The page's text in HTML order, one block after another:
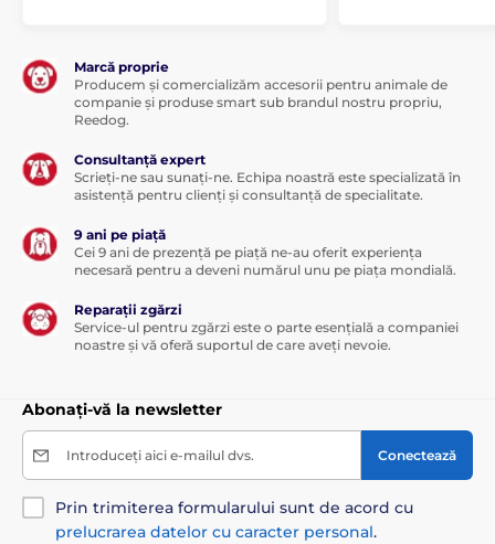
Marcă proprie
Producem și comercializăm accesorii pentru animale de
companie și produse smart sub brandul nostru propriu,
Reedog.
Consultanță expert
Scrieți-ne sau sunați-ne. Echipa noastră este specializată în
asistență pentru clienți și consultanță de specialitate.
9 ani pe piață
Cei 9 ani de prezență pe piață ne-au oferit experiența
necesară pentru a deveni numărul unu pe piața mondială.
Reparații zgărzi
Service-ul pentru zgărzi este o parte esențială a companiei
noastre și vă oferă suportul de care aveți nevoie.
Abonați-vă la newsletter
Introduceți aici e-mailul dvs. Conectează
Prin trimiterea formularului sunt de acord cu
prelucrarea datelor cu caracter personal.